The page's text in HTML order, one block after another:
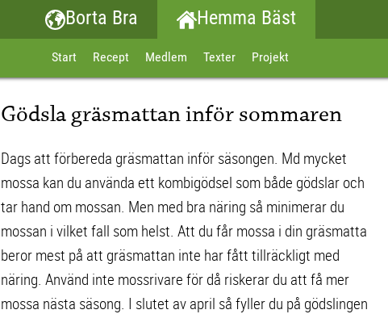
Borta Bra Hemma Bäst
Start Recept Medlem Texter Projekt
Gödsla gräsmattan inför sommaren
Dags att förbereda gräsmattan inför säsongen. Md mycket
mossa kan du använda ett kombigödsel som både gödslar och
tar hand om mossan. Men med bra näring så minimerar du
mossan i vilket fall som helst. Att du får mossa i din gräsmatta
beror mest på att gräsmattan inte har fått tillräckligt med
näring. Använd inte mossrivare för då riskerar du att få mer
mossa nästa säsong. I slutet av april så fyller du på gödslingen